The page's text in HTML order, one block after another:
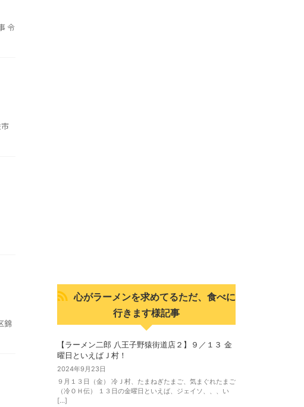
令
錦
心がラーメンを求めてるただ、食べに
行きます様記事
【ラーメン二郎 八王子野猿街道店２】９／１３ 金
曜日といえばＪ村！
2024年9月23日
９月１３日（金） 冷Ｊ村、たまねぎたまご、気まぐれたまご
（冷ＯＨ伝） １３日の金曜日といえば、ジェイソ、、、い
[…]